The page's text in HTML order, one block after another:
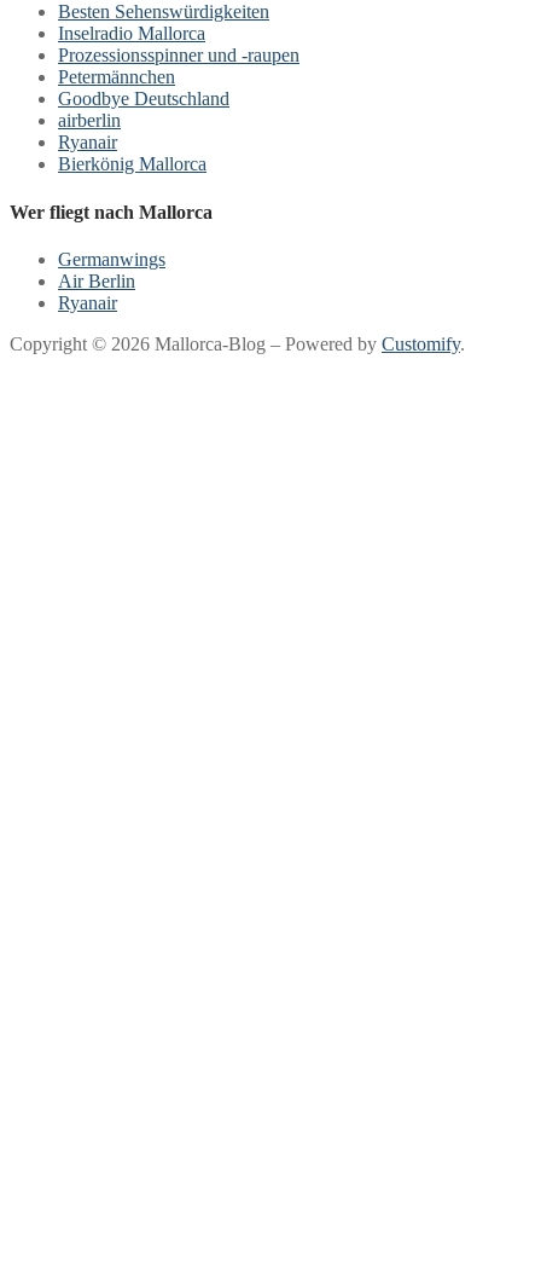
Besten Sehenswürdigkeiten
Inselradio Mallorca
Prozessionsspinner und -raupen
Petermännchen
Goodbye Deutschland
airberlin
Ryanair
Bierkönig Mallorca
Wer fliegt nach Mallorca
Germanwings
Air Berlin
Ryanair
Copyright © 2026 Mallorca-Blog – Powered by Customify.